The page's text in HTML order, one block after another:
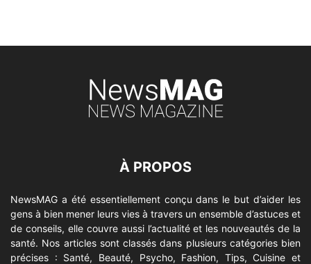
À PROPOS
NewsMAG a été essentiellement conçu dans le but d’aider les
gens à bien mener leurs vies à travers un ensemble d’astuces et
de conseils, elle couvre aussi l’actualité et les nouveautés de la
santé. Nos articles sont classés dans plusieurs catégories bien
précises : Santé, Beauté, Psycho, Fashion, Tips, Cuisine et